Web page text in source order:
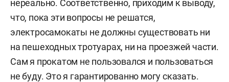
нереально. Соответственно, приходим к выводу,
что, пока эти вопросы не решатся,
электросамокаты не должны существовать ни
на пешеходных тротуарах, ни на проезжей части.
Сам я прокатом не пользовался и пользоваться
не буду. Это я гарантированно могу сказать.